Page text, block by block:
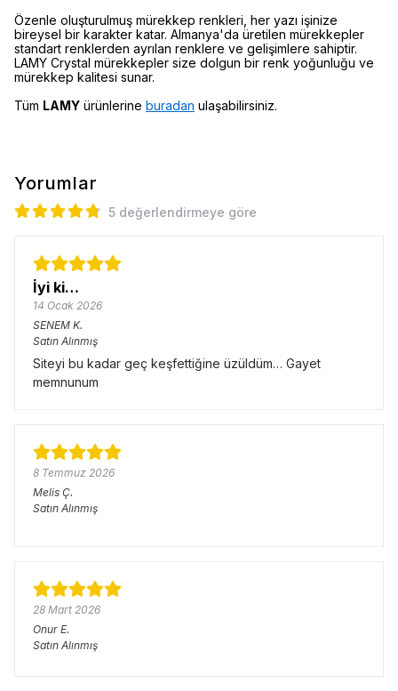
Özenle oluşturulmuş mürekkep renkleri, her yazı işinize
bireysel bir karakter katar. Almanya'da üretilen mürekkepler
standart renklerden ayrılan renklere ve gelişimlere sahiptir.
LAMY Crystal mürekkepler size dolgun bir renk yoğunluğu ve
mürekkep kalitesi sunar.
Tüm LAMY ürünlerine buradan ulaşabilirsiniz.
Yorumlar
5 değerlendirmeye göre
İyi ki…
14 Ocak 2026
SENEM K.
Satın Alınmış
Siteyi bu kadar geç keşfettiğine üzüldüm… Gayet
memnunum
8 Temmuz 2026
Melis Ç.
Satın Alınmış
28 Mart 2026
Onur E.
Satın Alınmış